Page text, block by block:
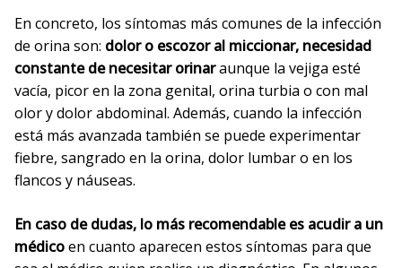
En concreto, los síntomas más comunes de la infección
de orina son: dolor o escozor al miccionar, necesidad
constante de necesitar orinaraunque la vejiga esté
vacía, picor en la zona genital, orina turbia o con mal
olor y dolor abdominal. Además, cuando la infección
está más avanzada también se puede experimentar
fiebre, sangrado en la orina, dolor lumbar o en los
flancos y náuseas.
En caso de dudas, lo más recomendable es acudir a un
médicoen cuanto aparecen estos síntomas para que